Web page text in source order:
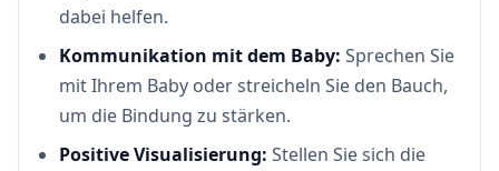
dabei helfen.
Kommunikation mit dem Baby: Sprechen Sie
mit Ihrem Baby oder streicheln Sie den Bauch,
um die Bindung zu stärken.
Positive Visualisierung: Stellen Sie sich die